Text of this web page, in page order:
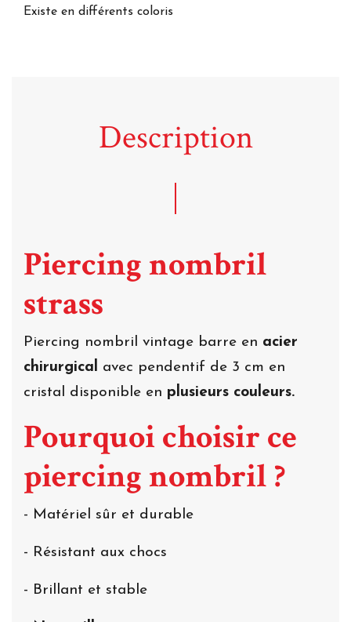
Existe en différents coloris
Description
Piercing nombril
strass
Piercing nombril vintage barre en acier
chirurgical
avec pendentif de 3 cm en
cristal disponible en plusieurs couleurs.
Pourquoi choisir ce
piercing nombril ?
- Matériel sûr et durable
- Résistant aux chocs
- Brillant et stable